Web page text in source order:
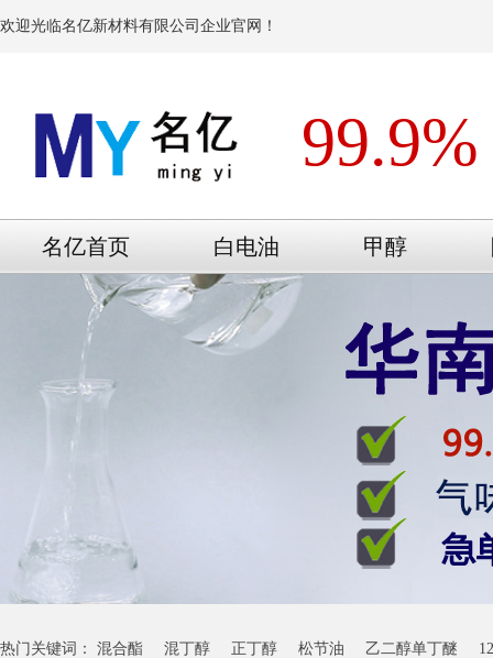
欢迎光临名亿新材料有限公司企业官网！
99.9%
名亿首页 白电油 甲醇
热门关键词： 混合酯 混丁醇 正丁醇 松节油 乙二醇单丁醚